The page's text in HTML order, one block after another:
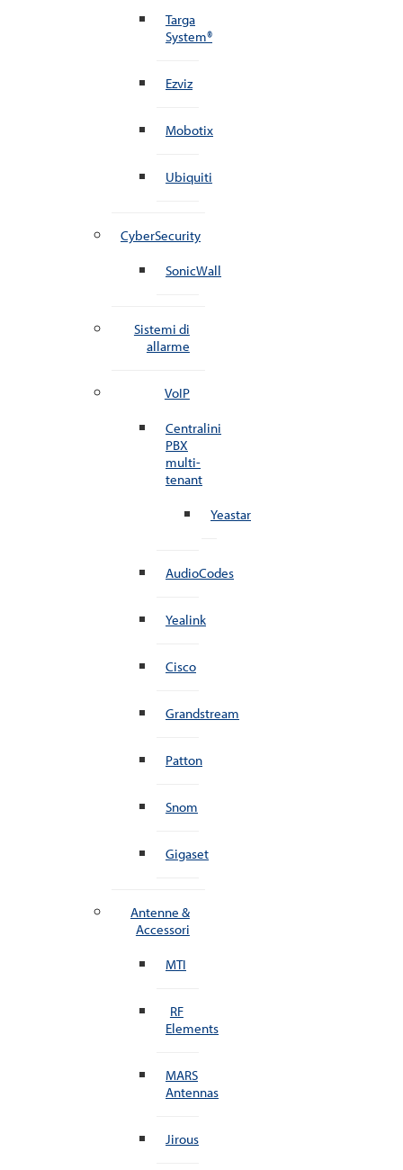
Targa
System®
Ezviz
Mobotix
Ubiquiti
CyberSecurity
SonicWall
Sistemi di
allarme
VoIP
Centralini
PBX
multi-
tenant
Yeastar
AudioCodes
Yealink
Cisco
Grandstream
Patton
Snom
Gigaset
Antenne &
Accessori
MTI
RF
Elements
MARS
Antennas
Jirous